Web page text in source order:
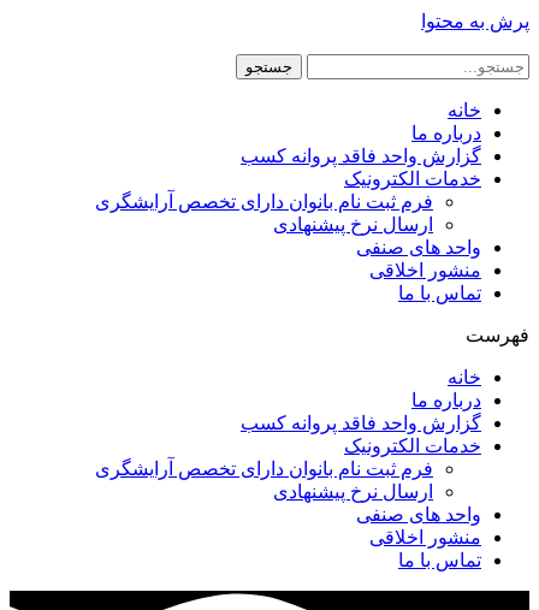
پرش به محتوا
جستجو
خانه
درباره ما
گزارش واحد فاقد پروانه کسب
خدمات الکترونیک
فرم ثبت نام بانوان دارای تخصص آرایشگری
ارسال نرخ پیشنهادی
واحد های صنفی
منشور اخلاقی
تماس با ما
فهرست
خانه
درباره ما
گزارش واحد فاقد پروانه کسب
خدمات الکترونیک
فرم ثبت نام بانوان دارای تخصص آرایشگری
ارسال نرخ پیشنهادی
واحد های صنفی
منشور اخلاقی
تماس با ما